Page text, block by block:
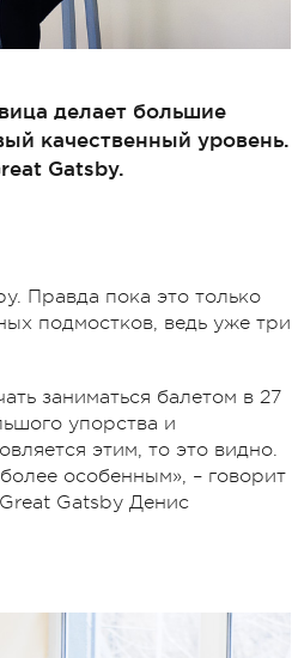
делает большие
качественный уровень.
Gatsby.
Правда пока это только
подмостков, ведь уже три
заниматься балетом в 27
упорства и
этим, то это видно.
особенным», – говорит
Gatsby Денис